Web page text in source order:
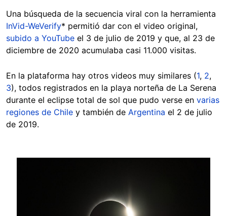
Una búsqueda de la secuencia viral con la herramienta
InVid-WeVerify* permitió dar con el video original,
subido a YouTube el 3 de julio de 2019 y que, al 23 de
diciembre de 2020 acumulaba casi 11.000 visitas.
En la plataforma hay otros videos muy similares (1, 2,
3), todos registrados en la playa norteña de La Serena
durante el eclipse total de sol que pudo verse en varias
regiones de Chile y también de Argentina el 2 de julio
de 2019.